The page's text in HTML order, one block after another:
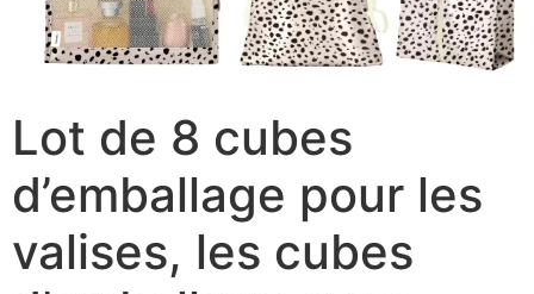
Lot de 8 cubes
d’emballage pour les
valises, les cubes